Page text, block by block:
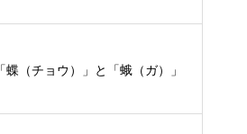
「蝶（チョウ）」と「蛾（ガ）」